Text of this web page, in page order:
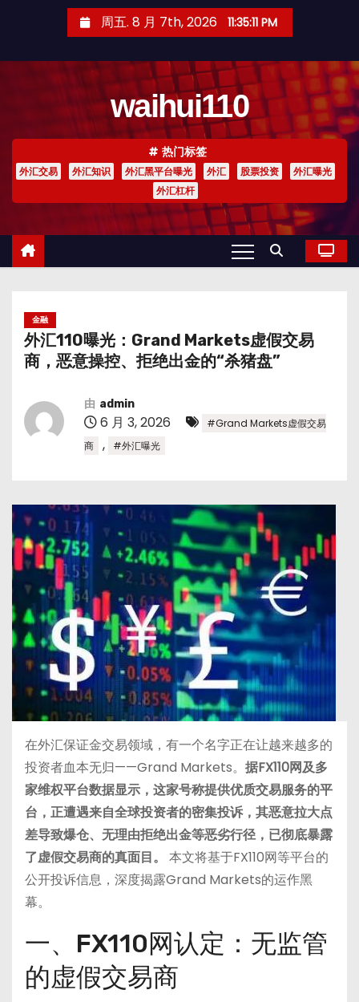
周五. 8 月 7th, 2026 11:35:12 PM
waihui110
热门标签
外汇交易 外汇知识 外汇黑平台曝光 外汇 股票投资
外汇曝光
外汇杠杆
金融
外汇110曝光：Grand Markets虚假交易
商，恶意操控、拒绝出金的“杀猪盘”
由 admin
6 月 3, 2026
#Grand Markets虚假交易
商
, #外汇曝光
在外汇保证金交易领域，有一个名字正在让越来越多的
投资者血本无归——Grand Markets。 据FX110网及多
家维权平台数据显示，这家号称提供优质交易服务的平
台，正遭遇来自全球投资者的密集投诉，其恶意拉大点
差导致爆仓、无理由拒绝出金等恶劣行径，已彻底暴露
了虚假交易商的真面目。
本文将基于FX110网等平台的
公开投诉信息，深度揭露Grand Markets的运作黑
幕。
一、FX110网认定：无监管
的虚假交易商